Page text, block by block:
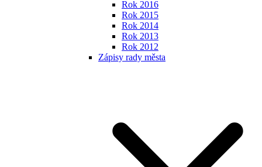
Rok 2016
Rok 2015
Rok 2014
Rok 2013
Rok 2012
Zápisy rady města